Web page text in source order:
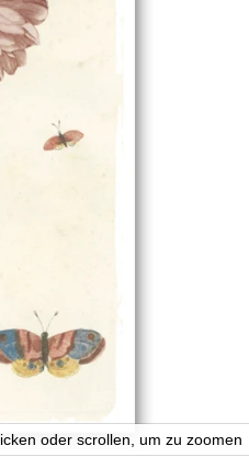
oder scrollen, um zu zoomen